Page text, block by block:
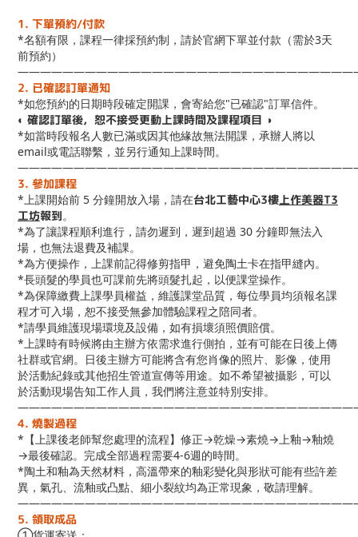
1. 下單預約/付款
*名額有限，課程一律採預約制，請於官網下單並付款（需於3天
前預約）
2. 已確認訂單通知
*如您預約的日期時段確定開課，會寄給您"已確認"訂單信件。
◐ 確認訂單後，恕不接受更動上課時間及課程項目 ◑
*如當時段報名人數已滿或因其他緣故無法開課，承辦人將以
email或電話聯繫，並另行通知上課時間。
3. 參加課程
*上課開始前 5 分鐘開放入場，請在台北工藝中心3樓上作美器T3
工坊報到。
*為了讓課程順利進行，請勿遲到，遲到超過 30 分鐘即無法入
場，也無法退費及補課。
*為方便操作，上課前記得修剪指甲，避免陶土卡在指甲縫內。
*長頭髮的學員也可課前先將頭髮扎起，以便課堂操作。
*為保障繳費上課學員權益，維護課堂品質，每位學員均須報名課
程才可入場，恕不接受無參加體驗課程之陪同者。
*請學員維護現場環境及設備，如有損壞須照價賠償。
*上課時有時候將由主辦方依需求進行側拍，並有可能在日後上傳
社群或官網。日後主辦方可能將含有您肖像的照片、影像，使用
於活動紀錄或其他招生管道宣傳等用途。如不希望被攝影，可以
於活動現場告知工作人員，我們將注意並特別安排。
4. 燒製過程
*【上課後老師幫您處理的流程】修正→乾燥→素燒→上釉→釉燒
→最後確認。完成全部過程需要4-6週的時間。
*陶土和釉為天然材料，高溫帶來的釉彩變化與形狀可能有些許差
異，氣孔、流釉或凸點、細小裂紋均為正常現象，敬請理解。
5. 領取成品